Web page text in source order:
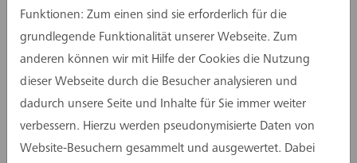
Funktionen: Zum einen sind sie erforderlich für die
grundlegende Funktionalität unserer Webseite. Zum
anderen können wir mit Hilfe der Cookies die Nutzung
dieser Webseite durch die Besucher analysieren und
dadurch unsere Seite und Inhalte für Sie immer weiter
verbessern. Hierzu werden pseudonymisierte Daten von
Website-Besuchern gesammelt und ausgewertet. Dabei